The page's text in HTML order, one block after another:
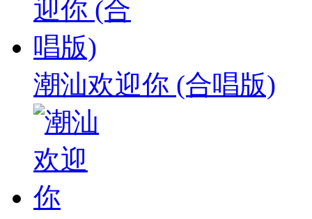
潮汕欢迎你 (合唱版)